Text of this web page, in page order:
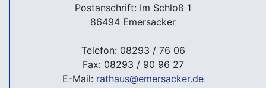
Postanschrift: Im Schloß 1
86494 Emersacker
Telefon: 08293 / 76 06
Fax: 08293 / 90 96 27
E-Mail: rathaus@emersacker.de